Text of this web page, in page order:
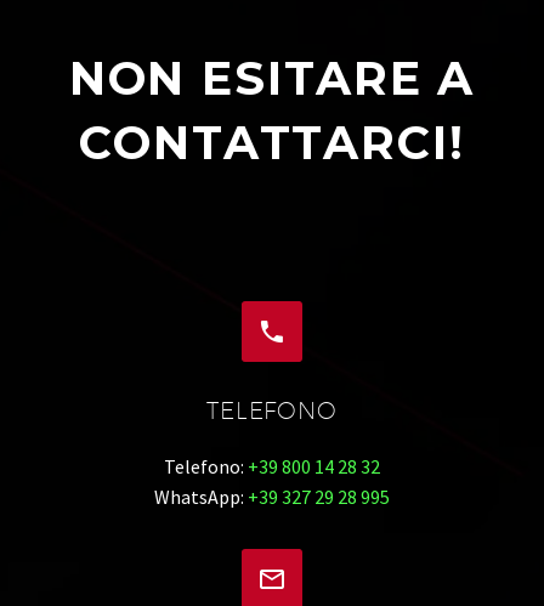
NON ESITARE A
CONTATTARCI!


TELEFONO
Telefono: +39 800 14 28 32
WhatsApp: +39 327 29 28 995

